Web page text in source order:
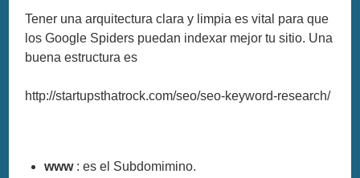
Tener una arquitectura clara y limpia es vital para que
los Google Spiders puedan indexar mejor tu sitio. Una
buena estructura es
http://startupsthatrock.com/seo/seo-keyword-research/
www: es el Subdomimino.